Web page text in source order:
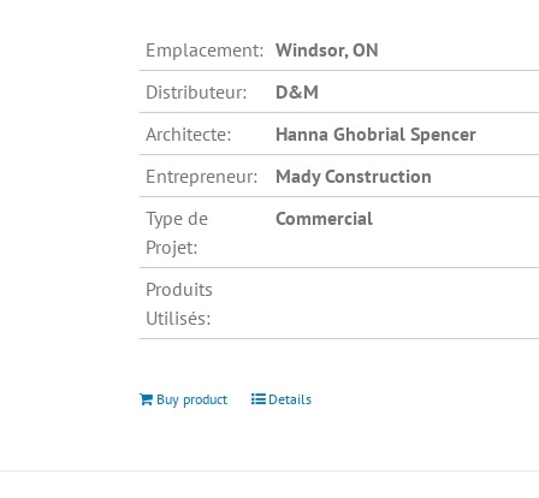
Emplacement: Windsor, ON
Distributeur:
D&M
Architecte:
Hanna Ghobrial Spencer
Entrepreneur:
Mady Construction
Type de
Projet:
Commercial
Produits
Utilisés:
Buy product Details